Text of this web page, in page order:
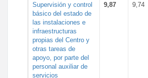
Supervisión y control
básico del estado de
las instalaciones e
infraestructuras
propias del Centro y
otras tareas de
apoyo, por parte del
personal auxiliar de
servicios
9,87 9,74